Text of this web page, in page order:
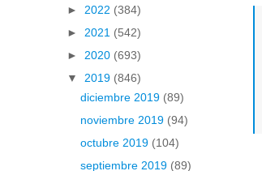
► 2022 (384)
► 2021 (542)
► 2020 (693)
▼ 2019 (846)
diciembre 2019 (89)
noviembre 2019 (94)
octubre 2019 (104)
septiembre 2019 (89)